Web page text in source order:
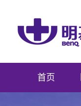
首页